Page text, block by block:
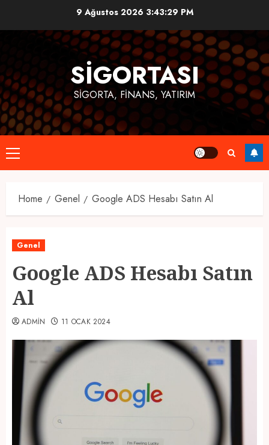
9 Ağustos 2026 3:43:30 PM
SIGORTASI
SIGORTA, FINANS, YATIRIM
Primary
Menu
Home Genel Google ADS Hesabı Satın Al
Genel
Google ADS Hesabı Satın
Al
ADMIN 11 OCAK 2024